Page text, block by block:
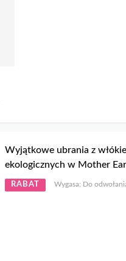
Wyjątkowe ubrania z
ekologicznych w Mother
RABAT Wygasa: Do